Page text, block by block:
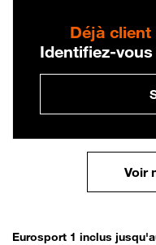
Déjà client
Identifiez-
Voir
Eurosport 1 inclus